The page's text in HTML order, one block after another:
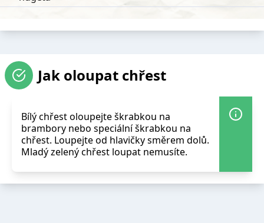
Jak oloupat chřest
Bílý chřest oloupejte škrabkou na
brambory nebo speciální škrabkou na
chřest. Loupejte od hlavičky směrem dolů.
Mladý zelený chřest loupat nemusíte.